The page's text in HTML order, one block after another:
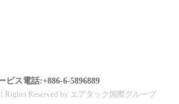
ビス電話:+886-6-5896889
Reserved by エアタック国際グループ